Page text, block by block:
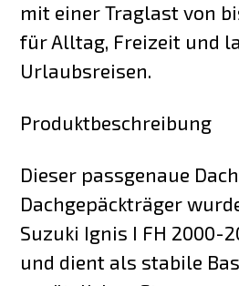
mit einer Traglast von
für Alltag, Freizeit und
Urlaubsreisen.
Produktbeschreibung
Dieser passgenaue
Dachgepäckträger
Suzuki Ignis I FH 2000-
und dient als stabile